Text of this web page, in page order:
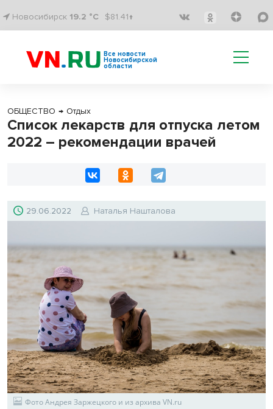
Новосибирск 19.2 °C $81.41↑
Все новости
Новосибирской
области
ОБЩЕСТВО → Отдых
Список лекарств для отпуска летом
2022 – рекомендации врачей
29.06.2022 Наталья Нашталова
Фото Андрея Заржецкого и из архива VN.ru